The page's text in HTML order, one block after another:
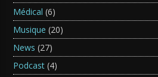
Médical (6)
Musique (20)
News (27)
Podcast (4)